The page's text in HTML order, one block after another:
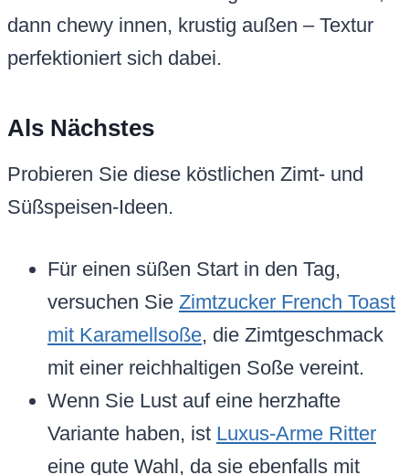
dann chewy innen, krustig außen – Textur
perfektioniert sich dabei.
Als Nächstes
Probieren Sie diese köstlichen Zimt- und
Süßspeisen-Ideen.
Für einen süßen Start in den Tag,
versuchen Sie Zimtzucker French Toast
mit Karamellsoße, die Zimtgeschmack
mit einer reichhaltigen Soße vereint.
Wenn Sie Lust auf eine herzhafte
Variante haben, ist Luxus-Arme Ritter
eine gute Wahl, da sie ebenfalls mit